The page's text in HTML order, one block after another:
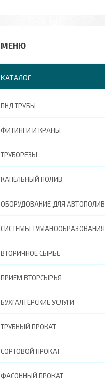
КАТАЛОГ
ПНД ТРУБЫ
ФИТИНГИ И КРАНЫ
ТРУБОРЕЗЫ
КАПЕЛЬНЫЙ ПОЛИВ
ОБОРУДОВАНИЕ ДЛЯ
СИСТЕМЫ ТУМАНООБРАЗОВАНИЯ
ВТОРИЧНОЕ СЫРЬЕ
ПРИЕМ ВТОРСЫРЬЯ
БУХГАЛТЕРСКИЕ УСЛУГИ
ТРУБНЫЙ ПРОКАТ
СОРТОВОЙ ПРОКАТ
ФАСОННЫЙ ПРОКАТ